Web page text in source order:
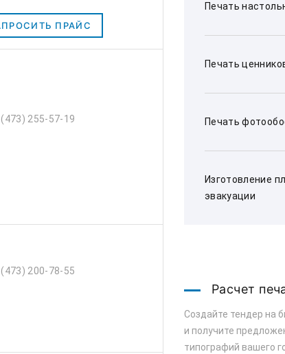
Печать
Печать
Печать
Изготовление
эвакуации
Расчет
Создайте тендер на
и получите
типографий вашего
ПРАЙС
255-57-19
200-78-55